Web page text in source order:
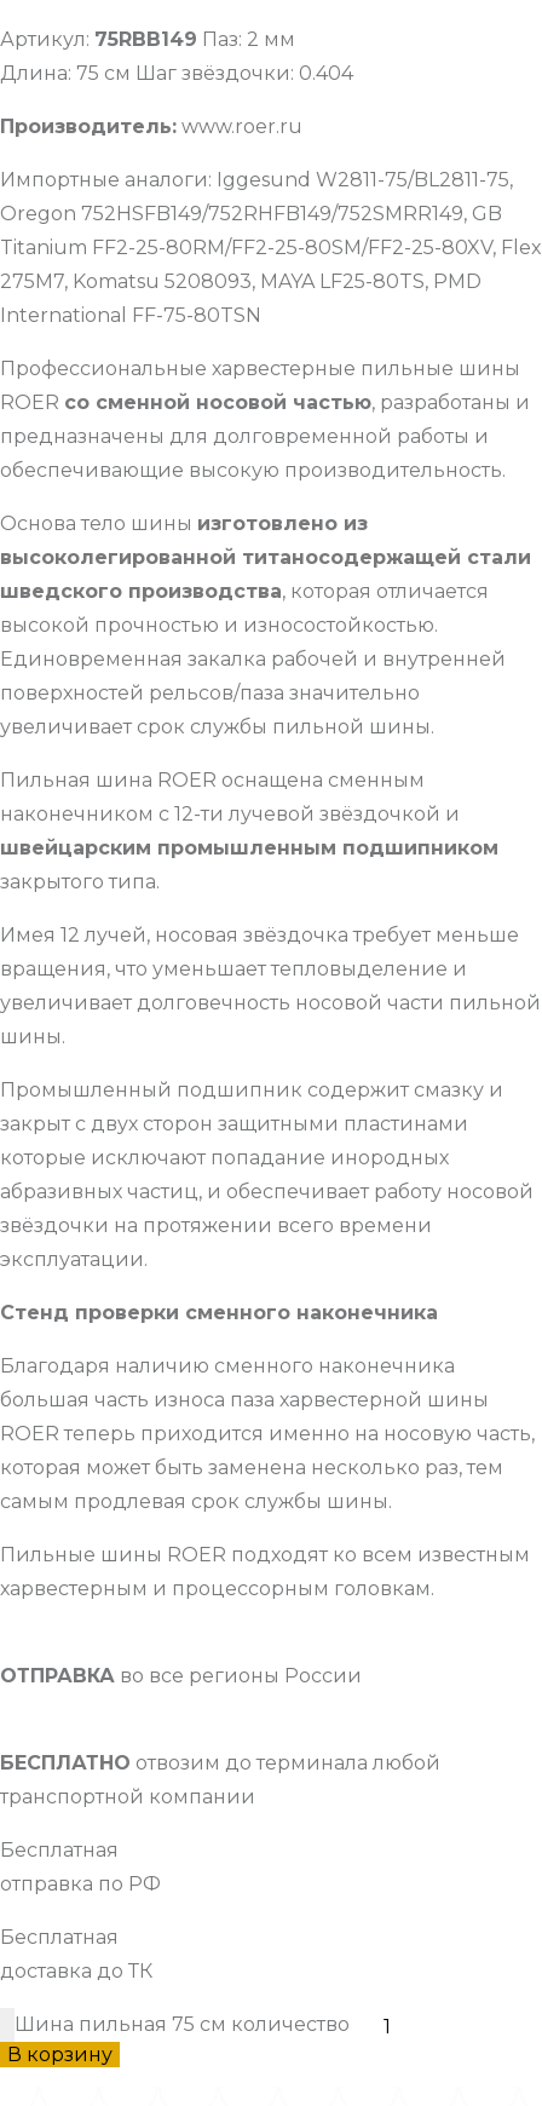
Артикул: 75RBB149 Паз: 2 мм
Длина: 75 см Шаг звёздочки: 0.404
Производитель: www.roer.ru
Импортные аналоги: Iggesund W2811-75/BL2811-75,
Oregon 752HSFB149/752RHFB149/752SMRR149, GB
Titanium FF2-25-80RM/FF2-25-80SM/FF2-25-80XV, Flex
275M7, Komatsu 5208093, MAYA LF25-80TS, PMD
International FF-75-80TSN
Профессиональные харвестерные пильные шины
ROER со сменной носовой частью, разработаны и
предназначены для долговременной работы и
обеспечивающие высокую производительность.
Основа тело шины изготовлено из
высоколегированной титаносодержащей стали
шведского производства, которая отличается
высокой прочностью и износостойкостью.
Единовременная закалка рабочей и внутренней
поверхностей рельсов/паза значительно
увеличивает срок службы пильной шины.
Пильная шина ROER оснащена сменным
наконечником с 12-ти лучевой звёздочкой и
швейцарским промышленным подшипником
закрытого типа.
Имея 12 лучей, носовая звёздочка требует меньше
вращения, что уменьшает тепловыделение и
увеличивает долговечность носовой части пильной
шины.
Промышленный подшипник содержит смазку и
закрыт с двух сторон защитными пластинами
которые исключают попадание инородных
абразивных частиц, и обеспечивает работу носовой
звёздочки на протяжении всего времени
эксплуатации.
Стенд проверки сменного наконечника
Благодаря наличию сменного наконечника
большая часть износа паза харвестерной шины
ROER теперь приходится именно на носовую часть,
которая может быть заменена несколько раз, тем
самым продлевая срок службы шины.
Пильные шины ROER подходят ко всем известным
харвестерным и процессорным головкам.
ОТПРАВКА во все регионы России
БЕСПЛАТНО отвозим до терминала любой
транспортной компании
Бесплатная
отправка по РФ
Бесплатная
доставка до ТК
Шина пильная 75 см количество
В корзину